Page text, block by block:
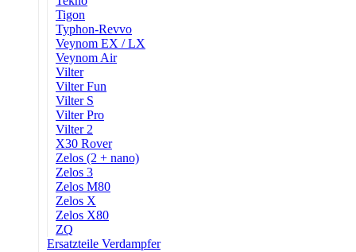
Tigon
Typhon-Revvo
Veynom EX / LX
Veynom Air
Vilter
Vilter Fun
Vilter S
Vilter Pro
Vilter 2
X30 Rover
Zelos (2 + nano)
Zelos 3
Zelos M80
Zelos X
Zelos X80
ZQ
Ersatzteile Verdampfer